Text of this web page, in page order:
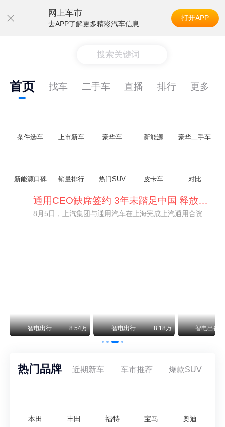
网上车市
去APP了解更多精彩汽车信息
打开APP
搜索关键词
首页 找车 二手车 直播 排行 更多
条件选车 上市新车 豪华车 新能源 豪华二手车
新能源口碑 销量排行 热门SUV 皮卡车 对比
通用CEO缺席签约 3年未踏足中国 释放反常信号
智电出行 8.54万 智电出行 8.18万 智电出行
热门品牌 近期新车 车市推荐 爆款SUV
本田 丰田 福特 宝马 奥迪